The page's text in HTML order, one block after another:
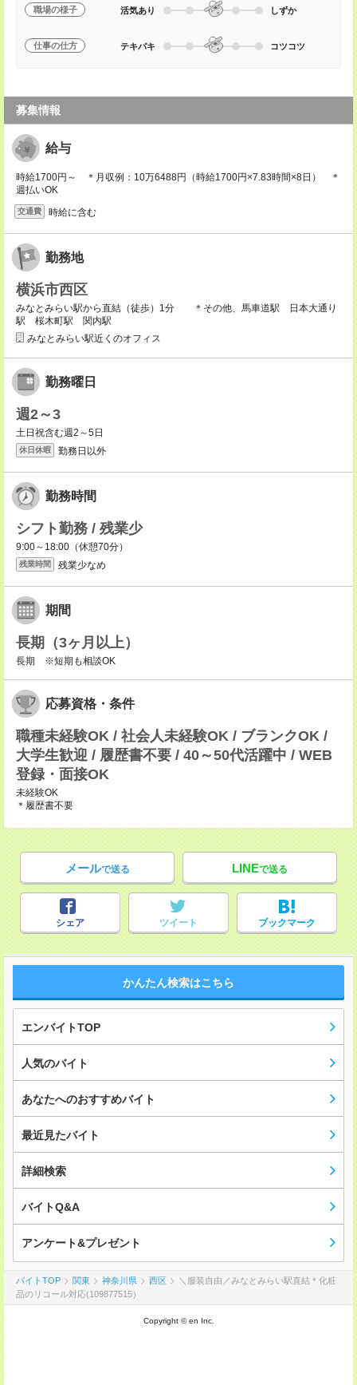
職場の様子 活気あり しずか
仕事の仕方 テキパキ コツコツ
募集情報
給与
時給1700円～ ＊月収例：10万6488円（時給1700円×7.83時間×8日） ＊
週払いOK
交通費 時給に含む
勤務地
横浜市西区
みなとみらい駅から直結（徒歩）1分 ＊その他、馬車道駅 日本大通り
駅 桜木町駅 関内駅
みなとみらい駅近くのオフィス
勤務曜日
週2～3
土日祝含む週2～5日
休日休暇 勤務日以外
勤務時間
シフト勤務 / 残業少
9:00～18:00（休憩70分）
残業時間 残業少なめ
期間
長期（3ヶ月以上）
長期 ※短期も相談OK
応募資格・条件
職種未経験OK / 社会人未経験OK / ブランクOK /
大学生歓迎 / 履歴書不要 / 40～50代活躍中 / WEB
登録・面接OK
未経験OK
＊履歴書不要
メールで送る LINEで送る
シェア ツイート ブックマーク
かんたん検索はこちら
エンバイトTOP
人気のバイト
あなたへのおすすめバイト
最近見たバイト
詳細検索
バイトQ&A
アンケート&プレゼント
バイトTOP 関東 神奈川県 西区
＼服装自由／みなとみらい駅直結＊化粧
品のリコール対応(109877515）
Copyright © en Inc.